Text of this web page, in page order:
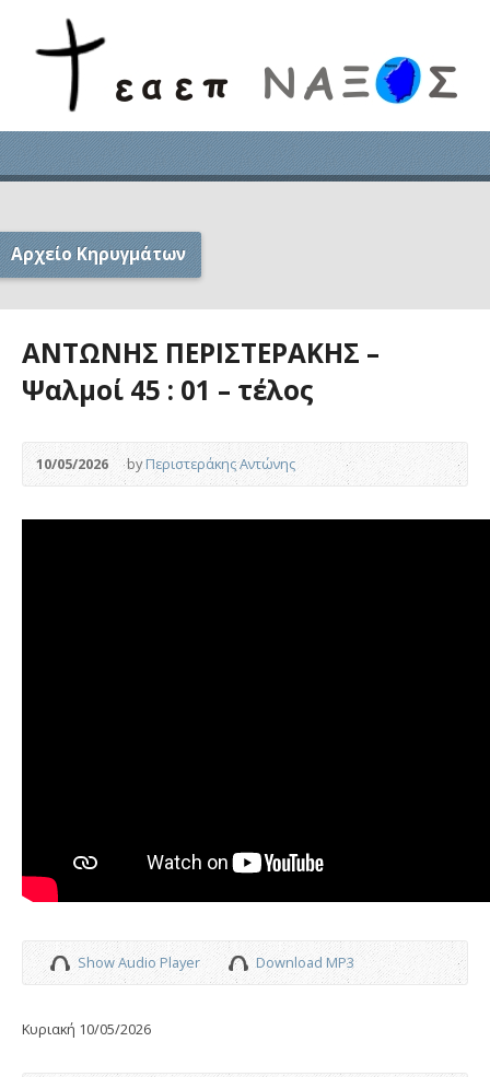
Αρχείο Κηρυγμάτων
ΑΝΤΩΝΗΣ ΠΕΡΙΣΤΕΡΑΚΗΣ –
Ψαλμοί 45 : 01 – τέλος
10/05/2026 byΠεριστεράκης Αντώνης
Show Audio Player Download MP3
Κυριακή 10/05/2026